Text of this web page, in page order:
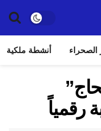
الصحراء أنشطة ملكية
رقمياً